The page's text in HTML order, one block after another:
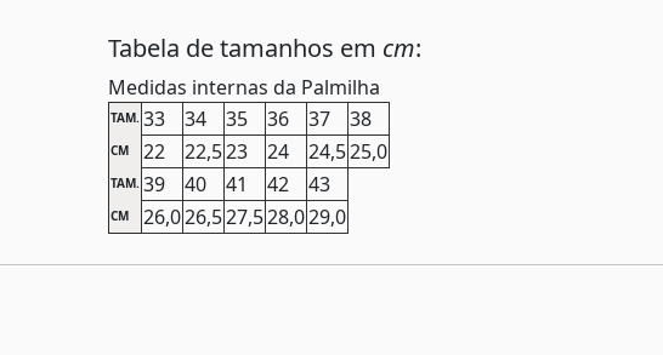
Tabela de tamanhos em cm:
Medidas internas da Palmilha
TAM. 33 34 35 36 37 38
CM 22 22,523 24 24,525,0
TAM. 39 40 41 42 43
CM 26,026,527,528,029,0